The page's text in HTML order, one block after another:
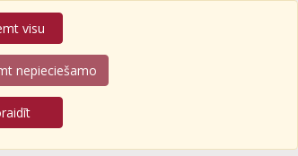
visu
nepieciešamo